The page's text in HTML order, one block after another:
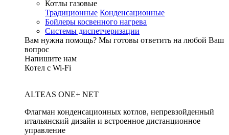
Котлы газовые
Традиционные Конденсационные
Бойлеры косвенного нагрева
Системы диспетчеризации
Вам нужна помощь? Мы готовы ответить на любой Ваш
вопрос
Напишите нам
Котел с Wi-Fi
ALTEAS ONE+ NET
Флагман конденсационных котлов, непревзойденный
итальянский дизайн и встроенное дистанционное
управление